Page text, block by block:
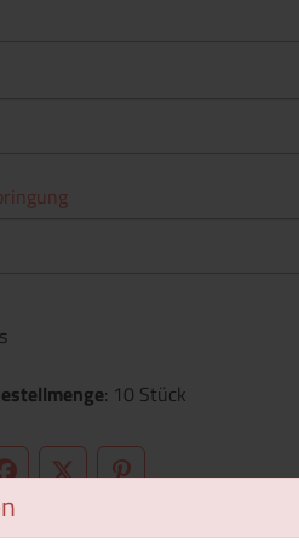
: 10 Stück
FacebookTwitterPinterest